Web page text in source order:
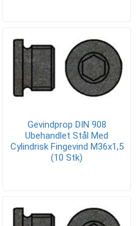
Gevindprop DIN 908
Ubehandlet Stål Med
Cylindrisk Fingevind M36x1,5
(10 Stk)